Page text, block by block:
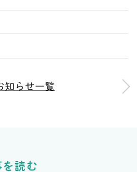
知らせ一覧
を読む